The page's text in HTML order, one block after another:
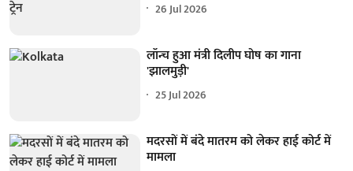
26 Jul 2026
लॉन्च हुआ मंत्री दिलीप घोष का गाना
'झालमुड़ी'
25 Jul 2026
मदरसों में बंदे मातरम को लेकर हाई कोर्ट में
मामला